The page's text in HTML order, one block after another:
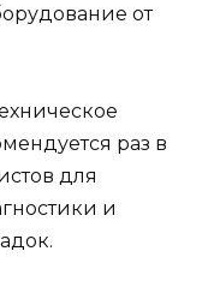
от
раз в
для
и